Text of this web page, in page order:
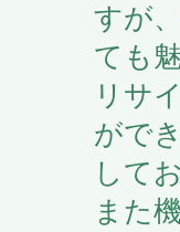
すが
ても
リサ
がで
して
また